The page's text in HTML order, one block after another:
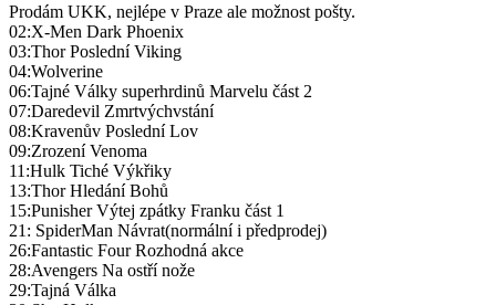
Prodám UKK, nejlépe v Praze ale možnost pošty.
02:X-Men Dark Phoenix
03:Thor Poslední Viking
04:Wolverine
06:Tajné Války superhrdinů Marvelu část 2
07:Daredevil Zmrtvýchvstání
08:Kravenův Poslední Lov
09:Zrození Venoma
11:Hulk Tiché Výkřiky
13:Thor Hledání Bohů
15:Punisher Výtej zpátky Franku část 1
21: SpiderMan Návrat(normální i předprodej)
26:Fantastic Four Rozhodná akce
28:Avengers Na ostří nože
29:Tajná Válka